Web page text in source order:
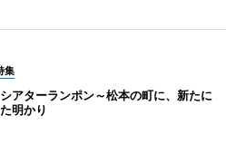
集
アターランポン～松本の町に、新たに
明かり